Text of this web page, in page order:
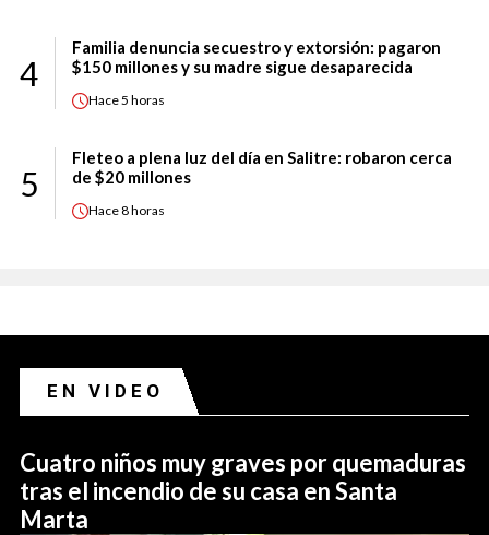
4
Familia denuncia secuestro y extorsión: pagaron
$150 millones y su madre sigue desaparecida
Hace5 horas
5
Fleteo a plena luz del día en Salitre: robaron cerca
de $20 millones
Hace8 horas
EN VIDEO
Cuatro niños muy graves por quemaduras
tras el incendio de su casa en Santa
Marta